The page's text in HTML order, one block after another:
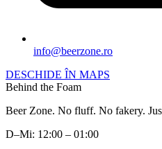
info@beerzone.ro
DESCHIDE ÎN MAPS
Behind the Foam
Beer Zone. No fluff. No fakery.
D–Mi: 12:00 – 01:00